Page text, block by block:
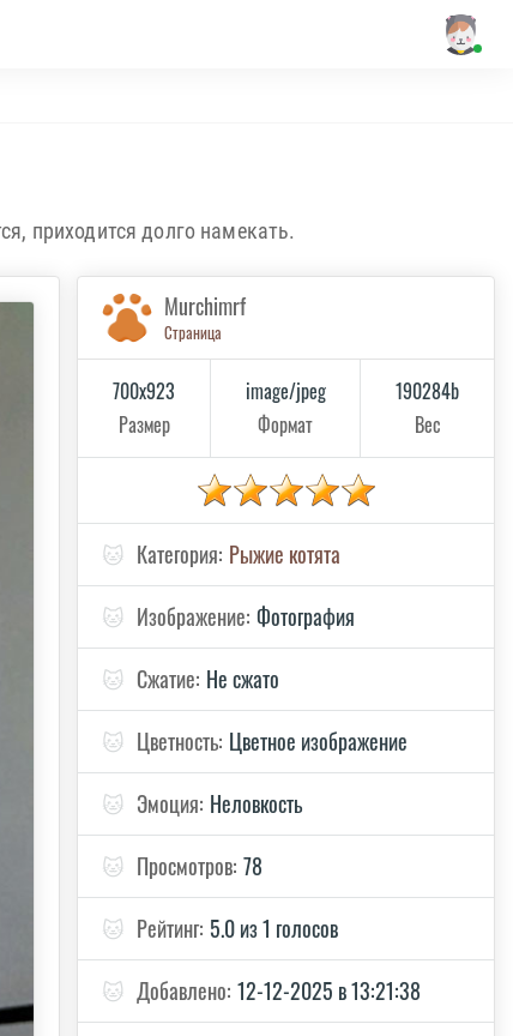
приходится долго намекать.
Murchimrf
Страница
700x923
Размер
image/jpeg
Формат
190284b
Вес
🐱 Категория: Рыжие котята
🐱 Изображение: Фотография
🐱 Сжатие: Не сжато
🐱 Цветность: Цветное изображение
🐱 Эмоция: Неловкость
🐱 Просмотров: 78
🐱 Рейтинг: 5.0 из 1 голосов
🐱 Добавлено: 12-12-2025 в 13:21:38